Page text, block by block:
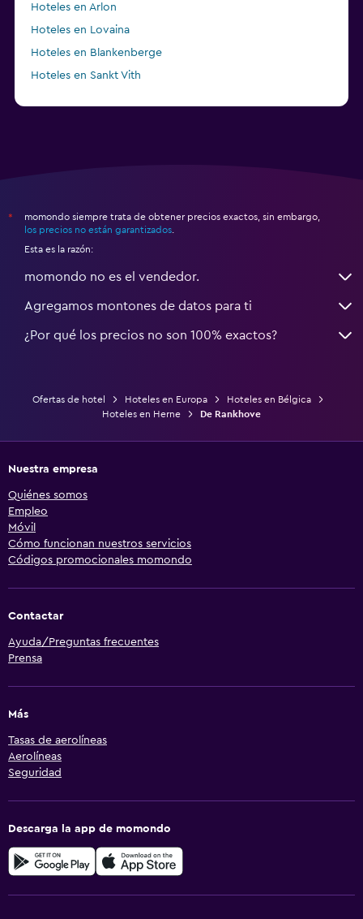
Hoteles en Arlon
Hoteles en Lovaina
Hoteles en Blankenberge
Hoteles en Sankt Vith
*
momondo siempre trata de obtener precios exactos, sin embargo,
los precios no están garantizados
Esta es la razón:
momondo no es el vendedor.
Agregamos montones de datos para ti
¿Por qué los precios no son 100% exactos?
Ofertas de hotel Hoteles en Europa
Hoteles en Bélgica
Hoteles en Herne
De Rankhove
Nuestra empresa
Quiénes somos
Empleo
Móvil
Cómo funcionan nuestros servicios
Códigos promocionales momondo
Contactar
Ayuda/Preguntas frecuentes
Prensa
Más
Tasas de aerolíneas
Aerolíneas
Seguridad
Descarga la app de momondo